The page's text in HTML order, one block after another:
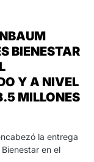
BIENESTAR
Y A NIVEL
MILLONES
la entrega
en el